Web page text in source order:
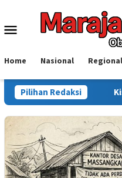
konten
Menu
Home Nasional Regional
Pilihan RedaksiKisah Tragis